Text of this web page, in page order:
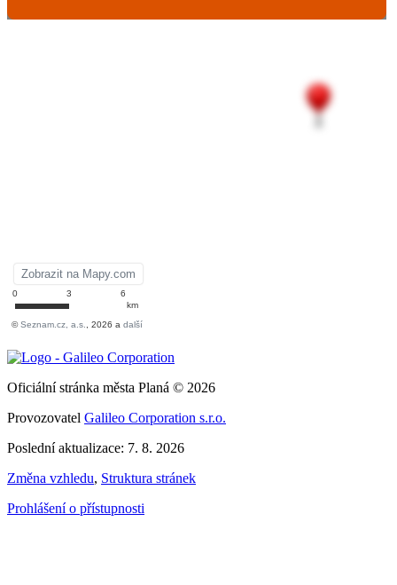
Oficiální stránka města Planá © 2026
Provozovatel Galileo Corporation s.r.o.
Poslední aktualizace: 7. 8. 2026
Změna vzhledu, Struktura stránek
Prohlášení o přístupnosti